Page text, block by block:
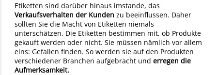
Etiketten sind darüber hinaus imstande, das
Verkaufsverhalten der Kunden zu beeinflussen. Daher
sollten Sie die Macht von Etiketten niemals
unterschätzen. Die Etiketten bestimmen mit, ob Produkte
gekauft werden oder nicht. Sie müssen nämlich vor allem
eins: Gefallen finden. So werden sie auf den Produkten
verschiedener Branchen aufgebracht und erregen die
Aufmerksamkeit.